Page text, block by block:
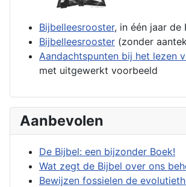
Bijbelleesrooster, in één jaar de
Bijbelleesrooster (zonder
Aandachtspunten bij het lezen
met uitgewerkt voorbeeld
Aanbevolen
De Bijbel: een bijzonder Boek!
Wat zegt de Bijbel over ons
Bewijzen fossielen de